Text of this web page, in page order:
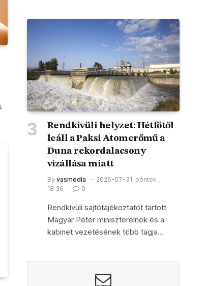
Rendkívüli helyzet: Hétfőtől
leáll a Paksi Atomerőmű a
Duna rekordalacsony
vízállása miatt
By vasmedia
2026-07-31, péntek ,
18:36
0
Rendkívüli sajtótájékoztatót tartott
Magyar Péter miniszterelnök és a
kabinet vezetésének több tagja…